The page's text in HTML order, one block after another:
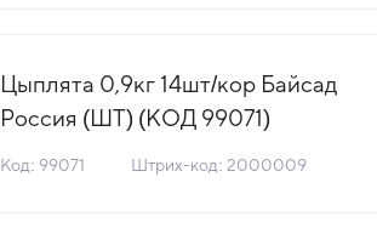
Цыплята 0,9кг 14шт/кор Байсад
Россия (ШТ) (КОД 99071)
Код: 99071 Штрих-код: 2000009